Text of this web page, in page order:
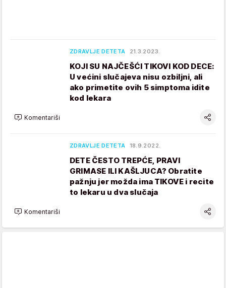
ZDRAVLJE DETETA 21.3.2023.
KOJI SU NAJČEŠĆI TIKOVI KOD DECE:
U većini slučajeva nisu ozbiljni, ali
ako primetite ovih 5 simptoma idite
kod lekara
Komentariši
ZDRAVLJE DETETA 18.9.2022.
DETE ČESTO TREPĆE, PRAVI
GRIMASE ILI KAŠLJUCA? Obratite
pažnju jer možda ima TIKOVE i recite
to lekaru u dva slučaja
Komentariši